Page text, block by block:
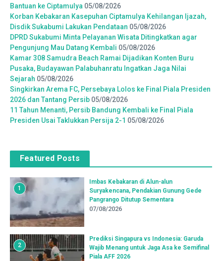
Bantuan ke Ciptamulya 05/08/2026
Korban Kebakaran Kasepuhan Ciptamulya Kehilangan Ijazah,
Disdik Sukabumi Lakukan Pendataan 05/08/2026
DPRD Sukabumi Minta Pelayanan Wisata Ditingkatkan agar
Pengunjung Mau Datang Kembali 05/08/2026
Kamar 308 Samudra Beach Ramai Dijadikan Konten Buru
Pusaka, Budayawan Palabuhanratu Ingatkan Jaga Nilai
Sejarah 05/08/2026
Singkirkan Arema FC, Persebaya Lolos ke Final Piala Presiden
2026 dan Tantang Persib 05/08/2026
11 Tahun Menanti, Persib Bandung Kembali ke Final Piala
Presiden Usai Taklukkan Persija 2-1 05/08/2026
Featured Posts
1
Imbas Kebakaran di Alun-alun
Suryakencana, Pendakian Gunung Gede
Pangrango Ditutup Sementara
07/08/2026
2
Prediksi Singapura vs Indonesia: Garuda
Wajib Menang untuk Jaga Asa ke Semifinal
Piala AFF 2026